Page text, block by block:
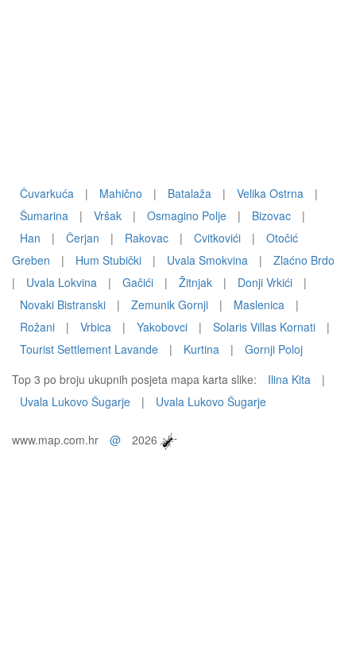
Čuvarkuća | Mahično | Batalaža | Velika Ostrna
|
Šumarina
| Vršak | Osmagino Polje | Bizovac
|
Han
| Čerjan | Rakovac | Cvitkovići |
Otočić
Greben
| Hum Stubički | Uvala Smokvina |
Zlaćno Brdo
|
Uvala Lokvina | Gačići | Žitnjak | Donji Vrkići
|
Novaki Bistranski
| Zemunik Gornji | Maslenica
|
Rožani
| Vrbica | Yakobovci | Solaris Villas Kornati
|
Tourist Settlement Lavande
| Kurtina |
Gornji Poloj
Top 3 po broju ukupnih posjeta mapa karta slike:
Ilina Kita
|
Uvala Lukovo Šugarje
| Uvala Lukovo Šugarje
www.map.com.hr @ 2026